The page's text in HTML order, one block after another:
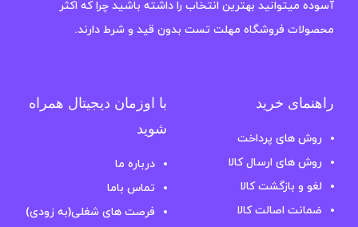
آسوده میتوانید بهترین انتخاب را داشته باشید چرا که اکثر
محصولات فروشگاه مهلت تست بدون قید و شرط دارند.
راهنمای خرید
روش های پرداخت
روش های ارسال کالا
لغو و بازگشت کالا
ضمانت اصالت کالا
با اوزمان دیجیتال همراه
شوید
درباره ما
تماس باما
فرصت های شغلی(به زودی)